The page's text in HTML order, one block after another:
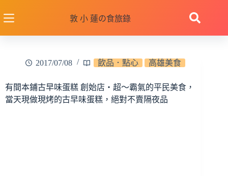
至
敦 小 蓮の食旅錄
2017/07/08 飲品．點心 高雄美食
有間本鋪古早味蛋糕 創始店‧超～霸氣的平民美食，
當天現做現烤的古早味蛋糕，絕對不賣隔夜品